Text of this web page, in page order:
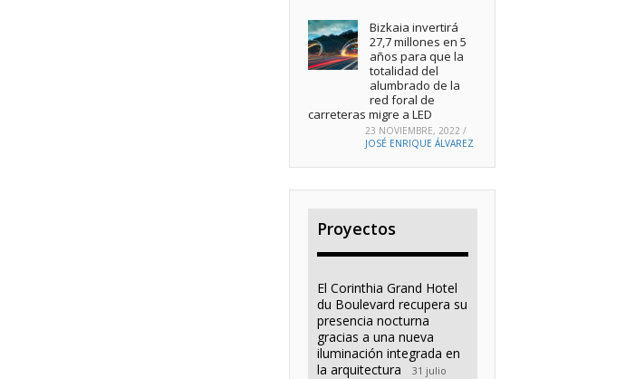
Bizkaia invertirá
27,7 millones en 5
años para que la
totalidad del
alumbrado de la
red foral de
carreteras migre a LED
23 NOVIEMBRE, 2022 /
JOSÉ ENRIQUE ÁLVAREZ
Proyectos
El Corinthia Grand Hotel
du Boulevard recupera su
presencia nocturna
gracias a una nueva
iluminación integrada en
la arquitectura
31 julio